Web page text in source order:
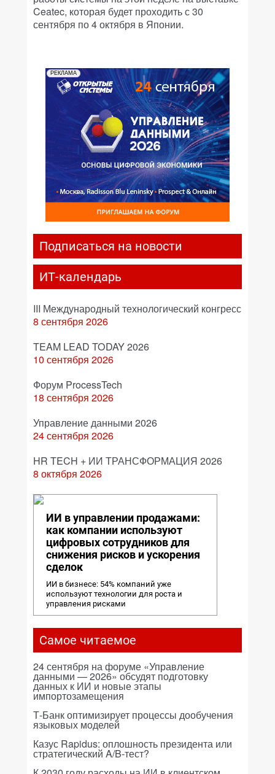
Ceatec, которая будет проходить с 30
сентября по 4 октября в Японии.
РЕКЛАМА
Подписаться на новости
ИТ-календарь
III Международный технологический конгресс
8 сентября 2026
TEAM LEAD TODAY 2026
10 сентября 2026
Форум ProcessTech
18 сентября 2026
Управление данными 2026
24 сентября 2026
HR TECH + ИИ ТРАНСФОРМАЦИЯ 2026
8 октября 2026
ИИ в управлении продажами:
как компании используют
цифровых сотрудников для
снижения рисков и ускорения
сделок
ИИ в бизнесе: 54% компаний уже
используют технологии для роста и
управления рисками
Самое читаемое
24 сентября на форуме «Управление
данными — 2026» обсудят подготовку
данных к ИИ и новые этапы
импортозамещения
Т-Банк оптимизирует процессы дообучения
языковых моделей
Казус Rapidus: оплошность президента или
стратегический A/B-тест?